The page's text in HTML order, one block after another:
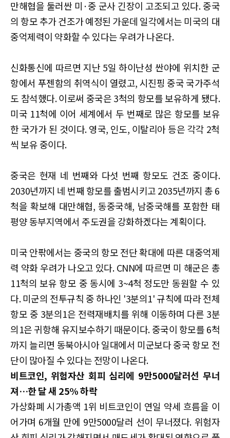
만해협을 둘러싼 미·중 군사 긴장이 고조되고 있다. 중국
의 항모 추가 건조가 예정된 가운데 일각에서는 미국의 대
중억제력이 약화할 수 있다는 우려가 나온다.
신화통신에 따르면 지난 5일 하이난성 싼야에 위치한 군
항에서 푸젠함의 취역식이 열렸고, 시진핑 중국 국가주석
도 참석했다. 이로써 중국은 3척의 항모를 보유하게 됐다.
미국 11척에 이어 세계에서 두 번째로 많은 항모를 보유
한 국가가 된 것이다. 영국, 인도, 이탈리아 등은 각각 2척
씩 보유 중이다.
중국은 현재 네 번째와 다섯 번째 항모도 건조 중이다.
2030년까지 네 번째 항모를 출범시키고 2035년까지 총 6
척을 확보해 대만해협, 동중국해, 남중국해를 포함한 태
평양 동부지역에서 주도권을 강화하겠다는 계획이다.
미국 안팎에서는 중국의 항모 전단 확대에 따른 대중억제
력 약화 우려가 나오고 있다. CNN에 따르면 미 해군은 총
11척의 보유 항모 중 동시에 3~4척 정도만 동원할 수 있
다. 미군의 전투규칙 중 하나인 '3분의1' 규칙에 따라 전체
항모 중 3분의1은 전력재배치를 위해 이동하며 다른 3분
의1은 귀항해 유지보수하기 때문이다. 중국이 항모를 6척
까지 늘리면 동북아시아 일대에서 미군보다 중국 항모 전
단이 많아질 수 있다는 전망이 나온다.
비트코인, 위험자산 회피 심리에 9만5000달러선 무너
져…한 달 새 25% 하락
가상화폐 시가총액 1위 비트코인이 연일 약세 흐름을 이
어가며 6개월 만에 9만5000달러 선이 무너졌다. 위험자